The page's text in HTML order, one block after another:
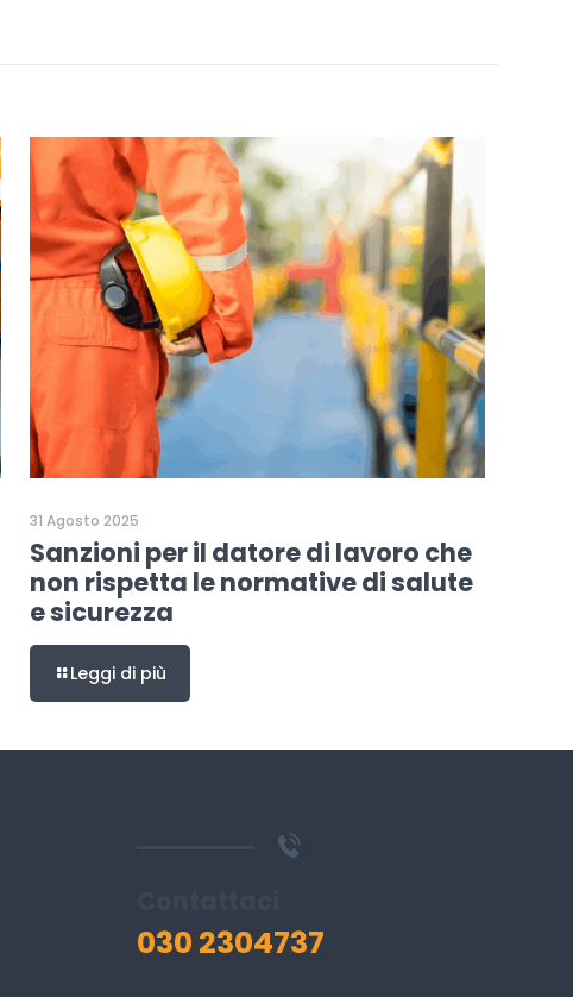
31 Agosto 2025
Sanzioni per il datore di lavoro che
non rispetta le normative di salute
e sicurezza
Leggi di più
030 2304737